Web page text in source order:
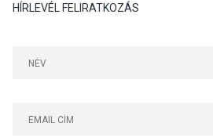
Szeptembertől
HÍRLEVÉL FELIRATKOZÁS